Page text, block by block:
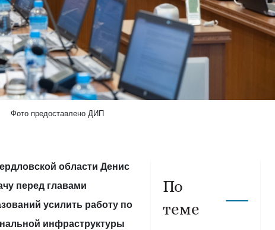
Фото предоставлено ДИП
области Денис
перед главами
усилить работу по
инфраструктуры
По
теме